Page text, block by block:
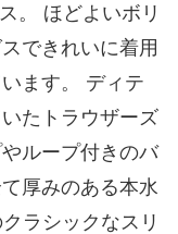
。 ほどよいボリ
できれいに着用
ます。 ディテ
たトラウザーズ
ループ付きのバ
厚みのある本水
ラシックなスリ